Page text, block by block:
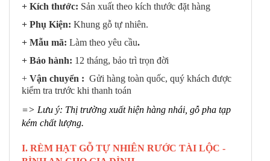
+ Kích thước: Sản xuất theo kích thước đặt hàng
+ Phụ Kiện: Khung gỗ tự nhiên.
+ Mẫu mã: Làm theo yêu cầu.
+ Bảo hành: 12 tháng, bảo trì trọn đời
+ Vận chuyển : Gửi hàng toàn quốc, quý khách được
kiểm tra trước khi thanh toán
=> Lưu ý: Thị trường xuất hiện hàng nhái, gỗ pha tạp
kém chất lượng.
I. RÈM HẠT GỖ TỰ NHIÊN RƯỚC TÀI LỘC -